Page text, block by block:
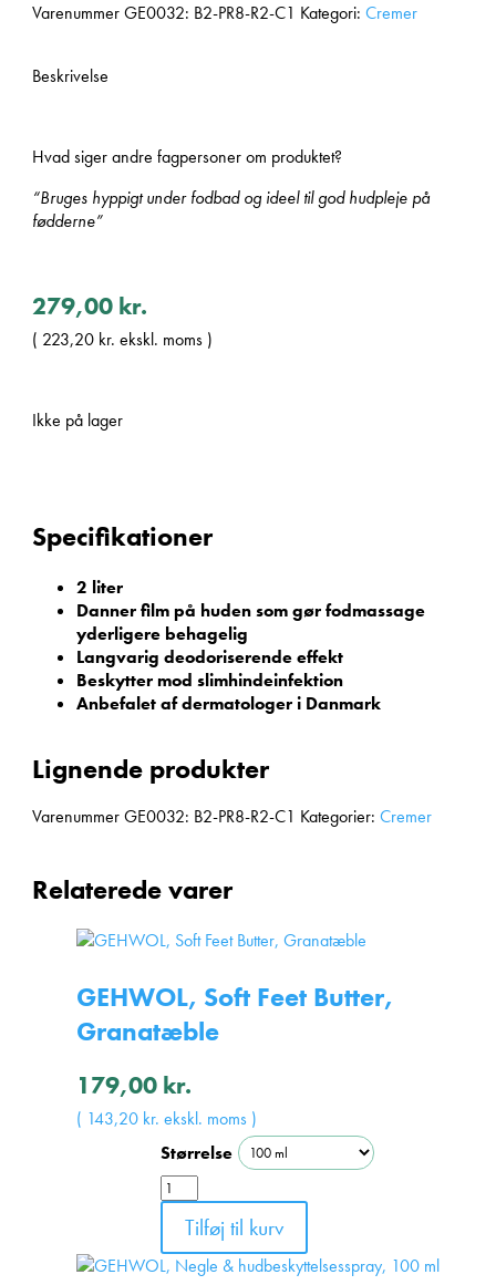
VarenummerGE0032: B2-PR8-R2-C1 Kategori: Cremer
Beskrivelse
Hvad siger andre fagpersoner om produktet?
“Bruges hyppigt under fodbad og ideel til god hudpleje på
fødderne”
279,00 kr.
( 223,20 kr. ekskl. moms )
Ikke på lager
Specifikationer
2 liter
Danner film på huden som gør fodmassage
yderligere behagelig
Langvarig deodoriserende effekt
Beskytter mod slimhindeinfektion
Anbefalet af dermatologer i Danmark
Lignende produkter
VarenummerGE0032: B2-PR8-R2-C1 Kategorier: Cremer
Relaterede varer
GEHWOL, Soft Feet Butter,
Granatæble
179,00 kr.
( 143,20 kr. ekskl. moms )
Størrelse
Tilføj til kurv